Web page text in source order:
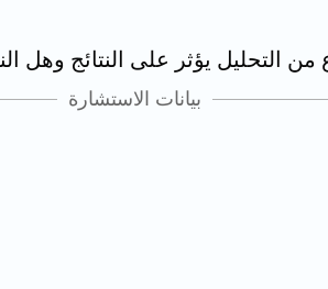
التحليل يؤثر على النتائج وهل
بيانات الاستشارة